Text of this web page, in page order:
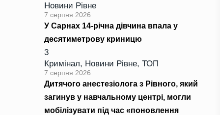
Новини Рівне
7 серпня 2026
У Сарнах 14-річна дівчина впала у
десятиметрову криницю
3
Кримінал, Новини Рівне, ТОП
7 серпня 2026
Дитячого анестезіолога з Рівного, який
загинув у навчальному центрі, могли
мобілізувати під час «поновлення